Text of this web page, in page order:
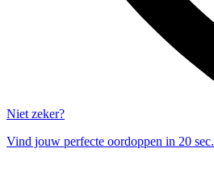
Niet zeker?
Vind jouw perfecte oordoppen in 20 sec.